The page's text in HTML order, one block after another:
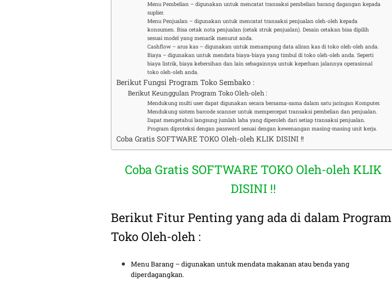
Menu Pembelian – digunakan untuk mencatat transaksi pembelian barang dagangan kepada
suplier.
Menu Penjualan – digunakan untuk mencatat transaksi penjualan oleh-oleh kepada
konsumen. Bisa cetak nota penjualan (cetak struk penjualan). Desain cetakan bisa dipilih
sesuai model yang menarik menurut anda.
Cashflow – arus kas – digunakan untuk menampung data aliran kas di toko oleh-oleh anda.
Biaya – digunakan untuk mendata biaya-biaya yang timbul di toko oleh-oleh anda. Seperti
biaya listrik, biaya kebersihan dan lain sebagainnya untuk keperluan jalannya operasional
toko oleh-oleh anda.
Berikut Fungsi Program Toko Sembako :
Berikut Keunggulan Program Toko Oleh-oleh :
Mendukung multi user dapat digunakan secara bersama-sama dalam satu jaringan Komputer.
Mendukung sistem barcode scanner untuk mempercepat transaksi pembelian dan penjualan.
Dapat mengetahui langsung jumlah laba yang diperoleh dari setiap transaksi penjualan.
Program diproteksi dengan password sesuai dengan kewenangan masing-masing unit kerja.
Coba Gratis SOFTWARE TOKO Oleh-oleh KLIK DISINI !!
Coba Gratis SOFTWARE TOKO Oleh-oleh KLIK
DISINI !!
Berikut Fitur Penting yang ada di dalam Program
Toko Oleh-oleh :
Menu Barang – digunakan untuk mendata makanan atau benda yang
diperdagangkan.